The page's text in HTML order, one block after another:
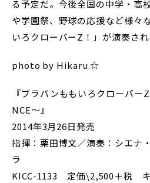
る予定だ。今後全国の中学・高
や学園祭、野球の応援など様々
いろクローバーZ！」が演奏され
photo by Hikaru.☆
『ブラバンももいろクローバー
NCE～』
2014年3月26日発売
指揮：栗田博文／演奏：シエナ
ラ
KICC-1133 定価\2,500＋税 キ